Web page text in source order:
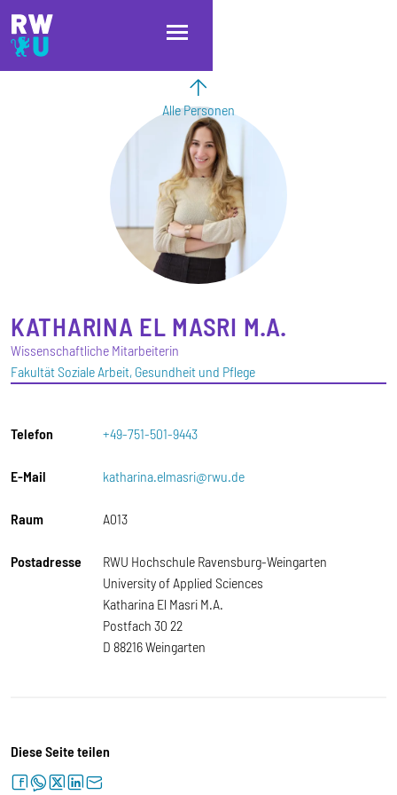
Direkt zum Inhalt
Direkt zur Hauptnavigation
Direkt zum Fußbereich
Alle Personen
KATHARINA EL MASRI M.A.
Wissenschaftliche Mitarbeiterin
Fakultät Soziale Arbeit, Gesundheit und Pflege
Telefon +49-751-501-9443
E-Mail katharina.elmasri@rwu.de
Raum A013
Postadresse
RWU Hochschule Ravensburg-Weingarten
University of Applied Sciences
Katharina El Masri M.A.
Postfach 30 22
D 88216 Weingarten
Diese Seite teilen
facebookwhatsapptwitterlinkedinletter